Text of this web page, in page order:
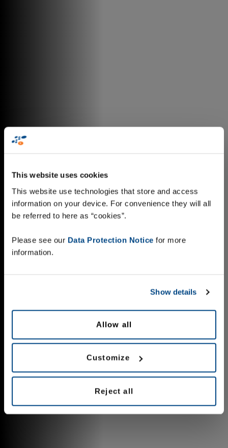
This website uses cookies
This website use technologies that store and access
information on your device. For convenience they will all
be referred to here as “cookies”.
Please see our Data Protection Notice for more
information.
Show details
Allow all
Customize
Reject all